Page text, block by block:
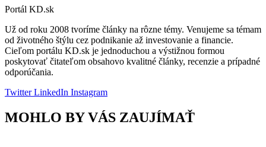
Portál KD.sk
Už od roku 2008 tvoríme články na rôzne témy. Venujeme sa témam
od životného štýlu cez podnikanie až investovanie a financie.
Cieľom portálu KD.sk je jednoduchou a výstižnou formou
poskytovať čitateľom obsahovo kvalitné články, recenzie a prípadné
odporúčania.
TwitterLinkedIn Instagram
MOHLO BY VÁS ZAUJÍMAŤ